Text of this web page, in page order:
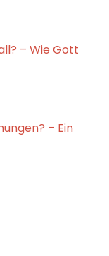
– Wie Gott
– Ein